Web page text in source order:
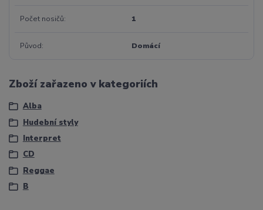
Počet nosičů 1
Původ Domácí
Zboží zařazeno v kategoriích
Alba
Hudební styly
Interpret
CD
Reggae
B